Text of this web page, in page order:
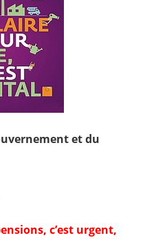
et du
c’est urgent,